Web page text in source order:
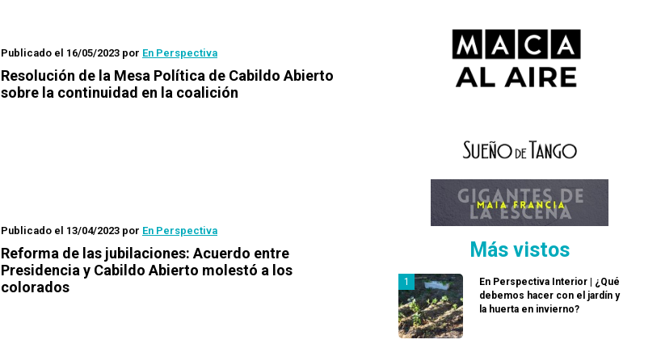
Publicado el 16/05/2023 por En Perspectiva
Resolución de la Mesa Política de Cabildo Abierto
sobre la continuidad en la coalición
Publicado el 13/04/2023 por En Perspectiva
Reforma de las jubilaciones: Acuerdo entre
Presidencia y Cabildo Abierto molestó a los
colorados
Más vistos
En Perspectiva Interior | ¿Qué
debemos hacer con el jardín y
la huerta en invierno?